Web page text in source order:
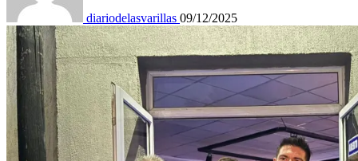
diariodelasvarillas 09/12/2025